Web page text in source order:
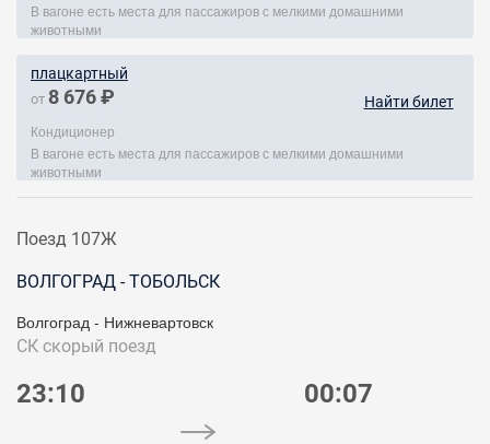
В вагоне есть места для пассажиров с мелкими домашними
животными
плацкартный
от 8 676 ₽ Найти билет
Кондиционер
В вагоне есть места для пассажиров с мелкими домашними
животными
Поезд 107Ж
ВОЛГОГРАД - ТОБОЛЬСК
Волгоград - Нижневартовск
СК скорый поезд
23:10 00:07